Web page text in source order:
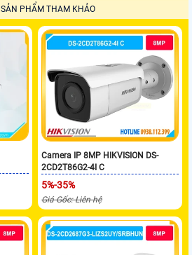
SẢN PHẨM THAM KHẢO
Camera IP 8MP HIKVISION DS-
2CD2T86G2-4I C
5%-35%
Giá Gốc: Liên hệ